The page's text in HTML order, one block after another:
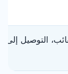
التوصيل إلى